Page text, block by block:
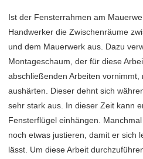
Ist der Fensterrahmen am
Handwerker die Zwischenräume
und dem Mauerwerk aus. Dazu
Montageschaum, der für diese
abschließenden Arbeiten
aushärten. Dieser dehnt sich
sehr stark aus. In dieser Zeit kann
Fensterflügel einhängen.
noch etwas justieren, damit er sich
lässt. Um diese Arbeit